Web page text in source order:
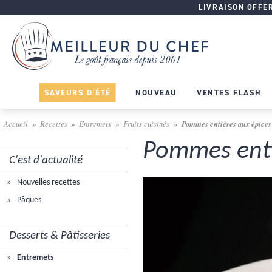
LIVRAISON
SAVEURS D'ÉTÉ NOUVEAU VENTES FLASH
Accueil Recettes Entremets Fruits cuisinés Pommes entières aux
C'est d'actualité
Nouvelles recettes
Pâques
Desserts & Pâtisseries
Entremets
Pommes